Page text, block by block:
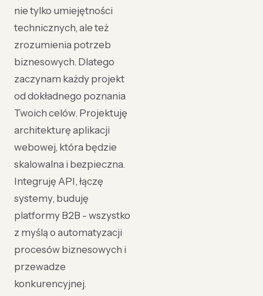
nie tylko umiejętności
technicznych, ale też
zrozumienia potrzeb
biznesowych. Dlatego
zaczynam każdy projekt
od dokładnego poznania
Twoich celów. Projektuję
architekturę aplikacji
webowej, która będzie
skalowalna i bezpieczna.
Integruję API, łączę
systemy, buduję
platformy B2B - wszystko
z myślą o automatyzacji
procesów biznesowych i
przewadze
konkurencyjnej.